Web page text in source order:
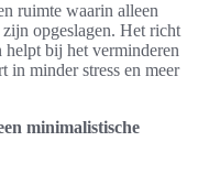
ruimte waarin alleen
opgeslagen. Het richt
bij het verminderen
in minder stress en meer
minimalistische